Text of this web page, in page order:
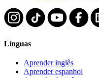
Línguas
Aprender inglês
Aprender espanhol